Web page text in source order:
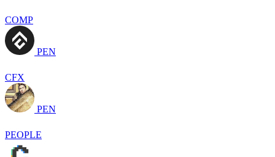
COMP
PEN
CFX
PEN
PEOPLE